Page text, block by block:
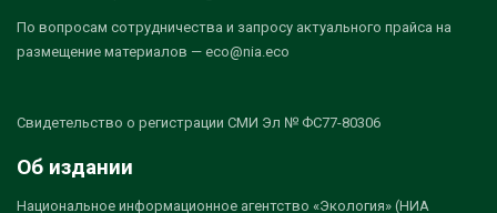
По вопросам сотрудничества и запросу актуального прайса на
размещение материалов — eco@nia.eco
Свидетельство о регистрации СМИ Эл № ФС77-80306
Об издании
Национальное информационное агентство «Экология» (НИА